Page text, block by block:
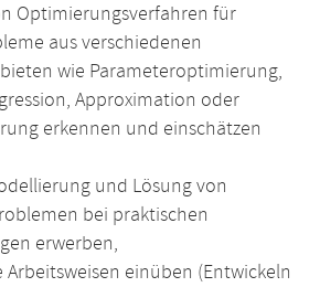
Optimierungsverfahren für
aus verschiedenen
wie Parameteroptimierung,
Approximation oder
erkennen und einschätzen
und Lösung von
bei praktischen
erwerben,
einüben (Entwickeln